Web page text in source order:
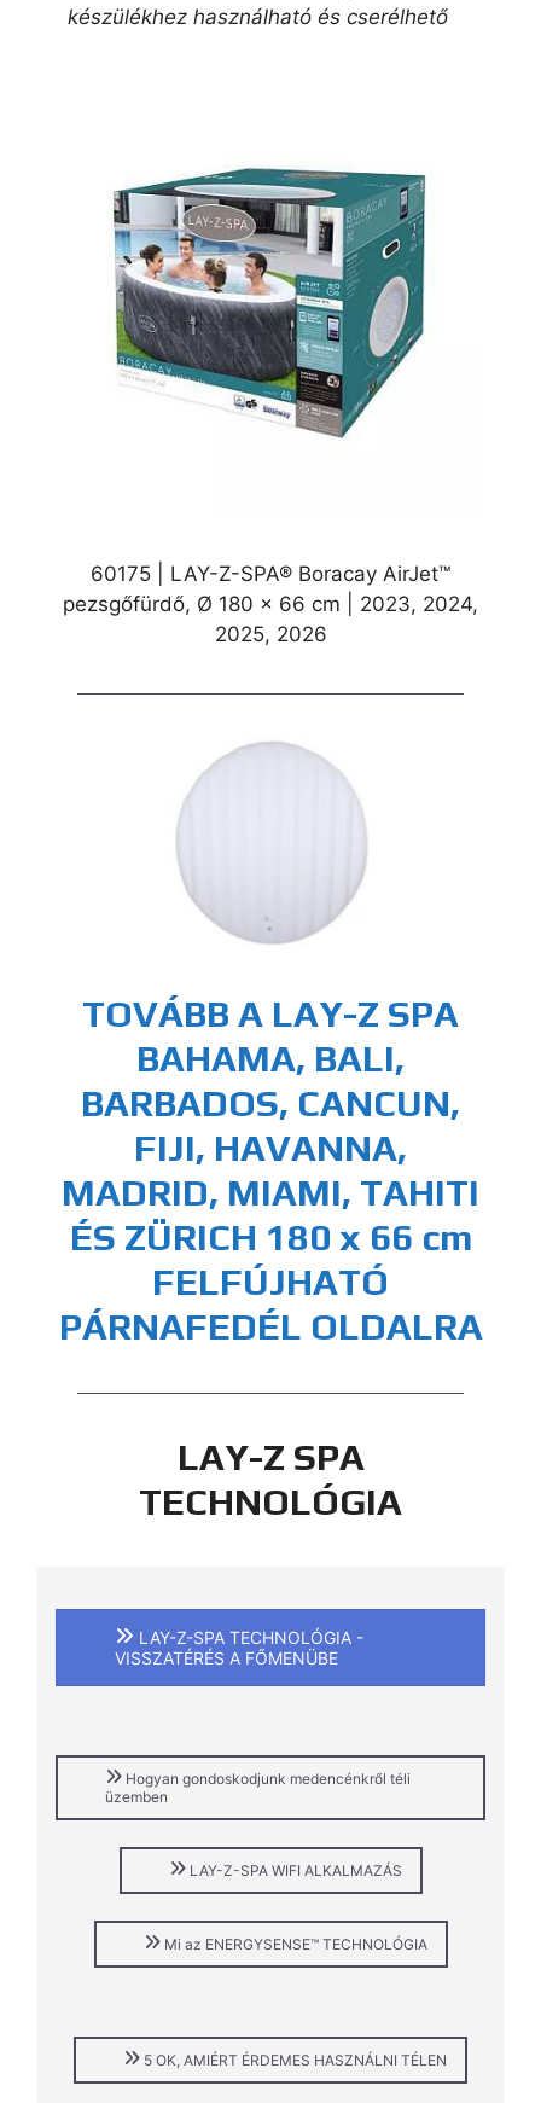
készülékhez használható és cserélhető
60175 | LAY-Z-SPA® Boracay AirJet™
pezsgőfürdő, Ø 180 x 66 cm | 2023, 2024,
2025, 2026
TOVÁBB A LAY-Z SPA
BAHAMA, BALI,
BARBADOS, CANCUN,
FIJI, HAVANNA,
MADRID, MIAMI, TAHITI
ÉS ZÜRICH 180 x 66 cm
FELFÚJHATÓ
PÁRNAFEDÉL OLDALRA
LAY-Z SPA
TECHNOLÓGIA
LAY-Z-SPA TECHNOLÓGIA -
VISSZATÉRÉS A FŐMENÜBE
Hogyan gondoskodjunk medencénkről téli
üzemben
LAY-Z-SPA WIFI ALKALMAZÁS
Mi az ENERGYSENSE™ TECHNOLÓGIA
5 OK, AMIÉRT ÉRDEMES HASZNÁLNI TÉLEN